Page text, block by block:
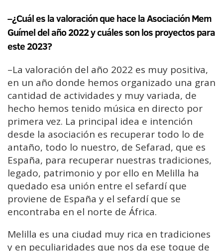
–¿Cuál es la valoración que hace la Asociación Mem
Guímel del año 2022 y cuáles son los proyectos para
este 2023?
–La valoración del año 2022 es muy positiva,
en un año donde hemos organizado una gran
cantidad de actividades y muy variada, de
hecho hemos tenido música en directo por
primera vez. La principal idea e intención
desde la asociación es recuperar todo lo de
antaño, todo lo nuestro, de Sefarad, que es
España, para recuperar nuestras tradiciones,
legado, patrimonio y por ello en Melilla ha
quedado esa unión entre el sefardí que
proviene de España y el sefardí que se
encontraba en el norte de África.
Melilla es una ciudad muy rica en tradiciones
y en peculiaridades que nos da ese toque de